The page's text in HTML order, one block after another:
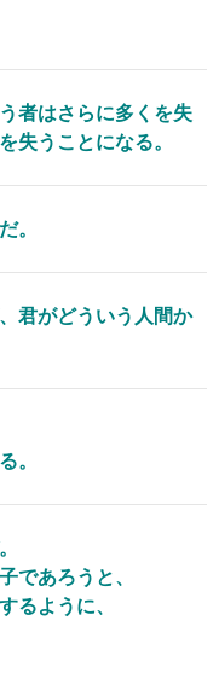
者はさらに多くを失
失うことになる。
。
君がどういう人間か
。
であろうと、
るように、